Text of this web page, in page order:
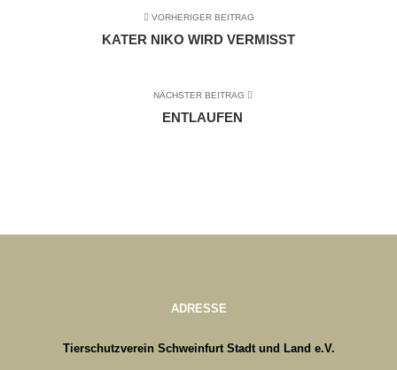
VORHERIGER BEITRAG
KATER NIKO WIRD VERMISST
NÄCHSTER BEITRAG
ENTLAUFEN
ADRESSE
Tierschutzverein Schweinfurt Stadt und Land e.V.